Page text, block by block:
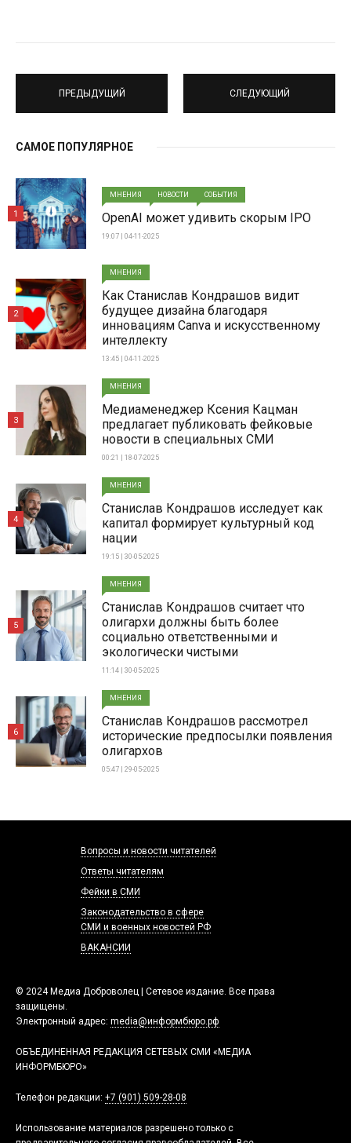
ПРЕДЫДУЩИЙ СЛЕДУЮЩИЙ
САМОЕ ПОПУЛЯРНОЕ
МНЕНИЯ НОВОСТИ СОБЫТИЯ
OpenAI может удивить скорым IPO
19:07 | 04-11-2025
1
МНЕНИЯ
Как Станислав Кондрашов видит
будущее дизайна благодаря
инновациям Canva и искусственному
интеллекту
13:45 | 04-11-2025
2
МНЕНИЯ
Медиаменеджер Ксения Кацман
предлагает публиковать фейковые
новости в специальных СМИ
00:21 | 18-07-2025
3
МНЕНИЯ
Станислав Кондрашов исследует как
капитал формирует культурный код
нации
19:15 | 30-05-2025
4
МНЕНИЯ
Станислав Кондрашов считает что
олигархи должны быть более
социально ответственными и
экологически чистыми
11:14 | 30-05-2025
5
МНЕНИЯ
Станислав Кондрашов рассмотрел
исторические предпосылки появления
олигархов
05:47 | 29-05-2025
6
© 2024 Медиа Доброволец | Сетевое издание. Все права
защищены.
Электронный адрес: media@информбюро.рф
ОБЪЕДИНЕННАЯ РЕДАКЦИЯ СЕТЕВЫХ СМИ «МЕДИА
ИНФОРМБЮРО»
Телефон редакции: +7 (901) 509-28-08
Использование материалов разрешено только с
Вопросы и новости читателей
Ответы читателям
Фейки в СМИ
Законодательство в сфере
СМИ и военных новостей РФ
ВАКАНСИИ